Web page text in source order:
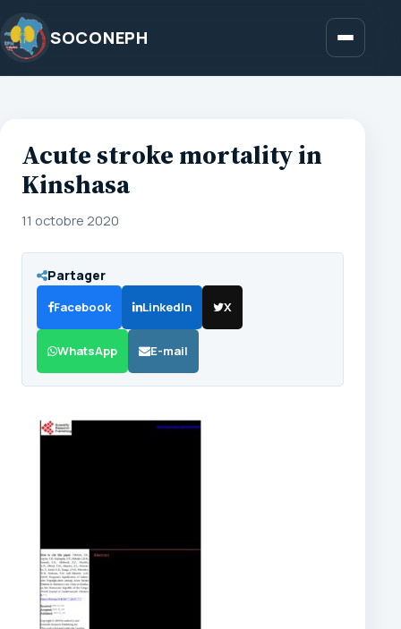
au
contenu
SOCONEPH Menu
Acute stroke mortality in
Kinshasa
11 octobre 2020
Partager
Facebook LinkedIn X
WhatsApp E-mail